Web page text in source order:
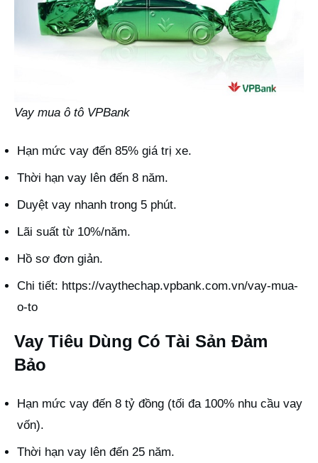
Vay mua ô tô VPBank
Hạn mức vay đến 85% giá trị xe.
Thời hạn vay lên đến 8 năm.
Duyệt vay nhanh trong 5 phút.
Lãi suất từ 10%/năm.
Hồ sơ đơn giản.
Chi tiết: https://vaythechap.vpbank.com.vn/vay-mua-
o-to
Vay Tiêu Dùng Có Tài Sản Đảm
Bảo
Hạn mức vay đến 8 tỷ đồng (tối đa 100% nhu cầu vay
vốn).
Thời hạn vay lên đến 25 năm.